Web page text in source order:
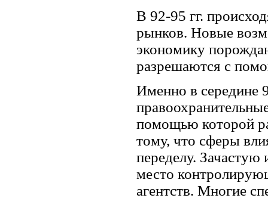
В 92-95 гг.
рынков. Новые
экономику
разрешаются с
Именно в середине
помощью которой
тому, что сферы
переделу.
место
агентств. Многие